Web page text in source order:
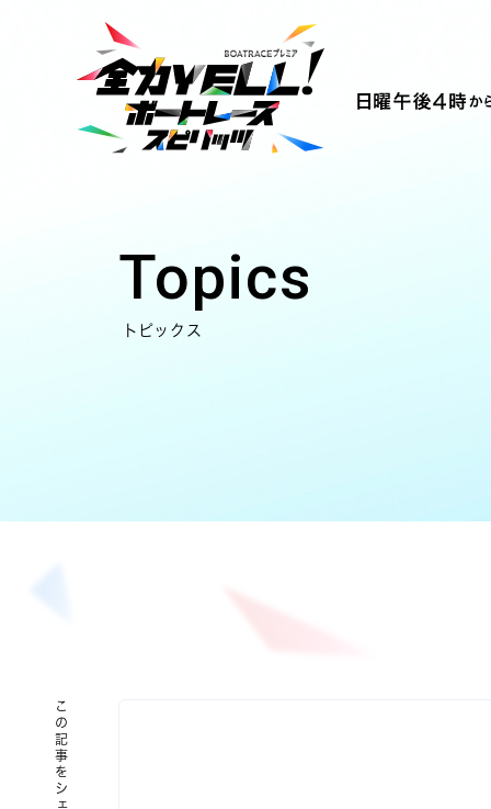
Topics
トピックス
この記事をシェア